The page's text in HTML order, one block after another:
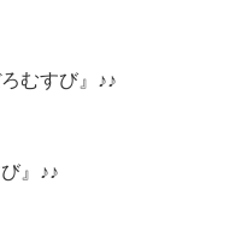
むすび』♪♪
』♪♪